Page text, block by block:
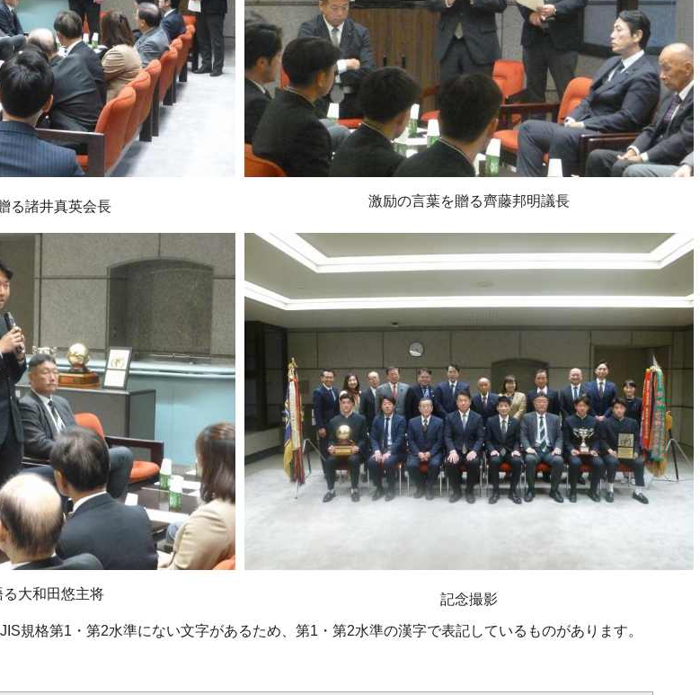
る諸井真英会長 激励の言葉を贈る齊藤邦明議長
大和田悠主将 記念撮影
規格第1・第2水準にない文字があるため、第1・第2水準の漢字で表記しているものがあります。